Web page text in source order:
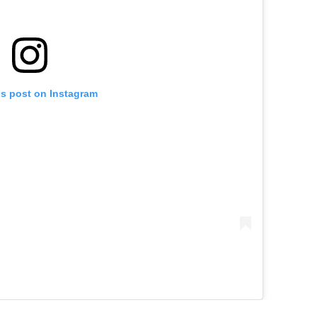
post on Instagram